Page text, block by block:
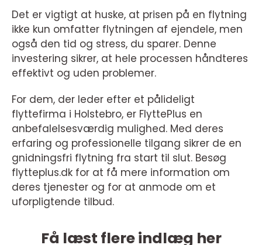
Det er vigtigt at huske, at prisen på en flytning
ikke kun omfatter flytningen af ejendele, men
også den tid og stress, du sparer. Denne
investering sikrer, at hele processen håndteres
effektivt og uden problemer.
For dem, der leder efter et pålideligt
flyttefirma i Holstebro, er FlyttePlus en
anbefalelsesværdig mulighed. Med deres
erfaring og professionelle tilgang sikrer de en
gnidningsfri flytning fra start til slut. Besøg
flytteplus.dk for at få mere information om
deres tjenester og for at anmode om et
uforpligtende tilbud.
Få læst flere indlæg her